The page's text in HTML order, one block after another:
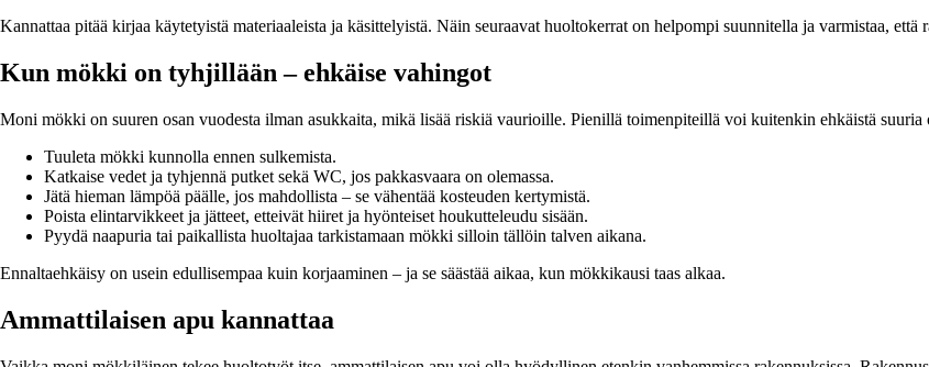
Kannattaa pitää kirjaa käytetyistä materiaaleista ja käsittelyistä. Näin seuraavat huoltokerrat on helpompi suunnitella ja varmistaa, että
Kun mökki on tyhjillään – ehkäise vahingot
Moni mökki on suuren osan vuodesta ilman asukkaita, mikä lisää riskiä vaurioille. Pienillä toimenpiteillä voi kuitenkin ehkäistä suuria
Tuuleta mökki kunnolla ennen sulkemista.
Katkaise vedet ja tyhjennä putket sekä WC, jos pakkasvaara on olemassa.
Jätä hieman lämpöä päälle, jos mahdollista – se vähentää kosteuden kertymistä.
Poista elintarvikkeet ja jätteet, etteivät hiiret ja hyönteiset houkutteleudu sisään.
Pyydä naapuria tai paikallista huoltajaa tarkistamaan mökki silloin tällöin talven aikana.
Ennaltaehkäisy on usein edullisempaa kuin korjaaminen – ja se säästää aikaa, kun mökkikausi taas alkaa.
Ammattilaisen apu kannattaa